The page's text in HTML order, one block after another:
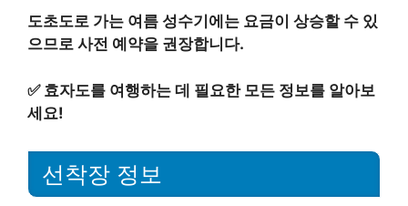
도초도로 가는 여름 성수기에는 요금이 상승할 수 있
으므로 사전 예약을 권장합니다.
✅ 효자도를 여행하는 데 필요한 모든 정보를 알아보
세요!
선착장 정보